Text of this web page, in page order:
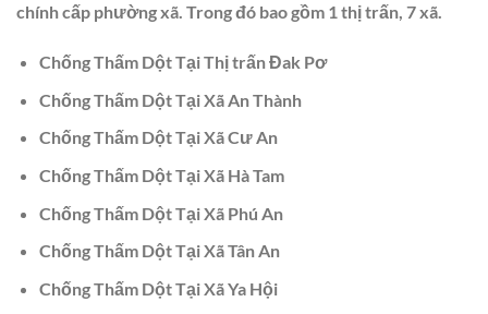
chính cấp phường xã. Trong đó bao gồm 1 thị trấn, 7 xã.
Chống Thấm Dột Tại Thị trấn Đak Pơ
Chống Thấm Dột Tại Xã An Thành
Chống Thấm Dột Tại Xã Cư An
Chống Thấm Dột Tại Xã Hà Tam
Chống Thấm Dột Tại Xã Phú An
Chống Thấm Dột Tại Xã Tân An
Chống Thấm Dột Tại Xã Ya Hội